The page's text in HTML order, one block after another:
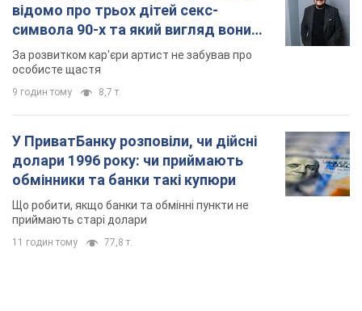
відомо про трьох дітей секс-
символа 90-х та який вигляд вони
мають
За розвитком кар'єри артист не забував про
особисте щастя
9 годин тому 8,7 т.
У ПриватБанку розповіли, чи дійсні
долари 1996 року: чи приймають
обмінники та банки такі купюри
Що робити, якщо банки та обмінні пункти не
приймають старі долари
11 годин тому 77,8 т.